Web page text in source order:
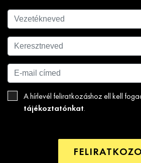
A hírlevél feliratkozáshoz ell kell
tájékoztatónkat.